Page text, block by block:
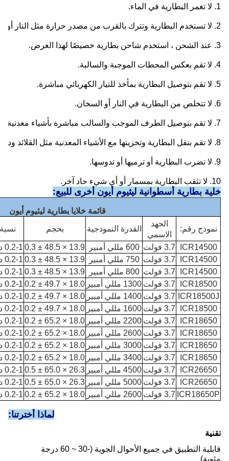
1. لا تغمر البطارية في الماء.
2. لا تستخدم البطارية وتترك بالقرب من مصدر حرارة مثل النار أو السخان.
3. عند الشحن ، استخدم شاحن بطارية خصيصًا لهذا الغرض.
4. لا تقم بعكس المحطات الموجبة والسالبة.
5. لا تقم بتوصيل البطارية بمأخذ للتيار الكهربائي مباشرة.
6. لا تتخلص من البطارية في النار أو السخان.
7. لا تقم بتوصيل الطرف الموجب والسالب مباشرة بأشياء معدنية.
8. لا تقم بنقل البطارية وتخزينها مع الأشياء المعدنية مثل القلائد ودبابيس الشعر.
9. لا تضرب البطارية أو ترميها أو تدوسها.
10. لا تثقب البطارية بمسمار أو أي شيء حاد آخر.
خلية بطارية أسطوانية ليثيوم أيون أخرى للبيع:
قائمة خلايا بطارية ليثيوم أيون
نموذج رقم:
الجهد
الاسمي
القدرة النموذجية بحجم
ICR14500 3.7 فولت 600 مللي أمبير 13.9 × 48.5 ± 0.3
0.2-1 درجة مئوية
ICR14500
3.7 فولت 750 مللي أمبير 13.9 × 48.5 ± 0.3
0.2-1 درجة مئوية
ICR14500
3.7 فولت 800 مللي أمبير 13.9 × 48.5 ± 0.3
0.2-1 درجة مئوية
ICR18500
3.7 فولت 1300 مللي أمبير 18.0 × 49.7 ± 0.2
0.2-1 درجة مئوية
ICR18500J 3.7 فولت 1400 مللي أمبير 18.0 × 49.7 ± 0.2
0.2-1 درجة مئوية
ICR18500
3.7 فولت 1600 مللي أمبير 18.0 × 49.7 ± 0.2
0.2-1 درجة مئوية
ICR18650
3.7 فولت 2200 مللي أمبير 18.0 × 65.2 ± 0.2
0.2-1 درجة مئوية
ICR18650
3.7 فولت 2600 مللي أمبير 18.0 × 65.2 ± 0.2
0.2-1 درجة مئوية
ICR18650
3.7 فولت 3000 مللي أمبير 18.0 × 65.2 ± 0.2
0.2-1 درجة مئوية
ICR18650
3.7 فولت 3400 مللي أمبير 18.0 × 65.2 ± 0.2
0.2-1 درجة مئوية
ICR26650
3.7 فولت 4500 مللي أمبير 26.3 × 65.0 ± 0.5
0.2-1 درجة مئوية
ICR26650
3.7 فولت 5000 مللي أمبير 26.3 × 65.0 ± 0.5
0.2-1 درجة مئوية
ICR18650P 3.7 فولت 2600 مللي أمبير 18.0 × 65.2 ± 0.2 0.2-1 درجة مئوية
لماذا أخترتنا:
تقنية
قابلية التطبيق في جميع الأحوال الجوية (-30 ~ 60 درجة
مئوية)